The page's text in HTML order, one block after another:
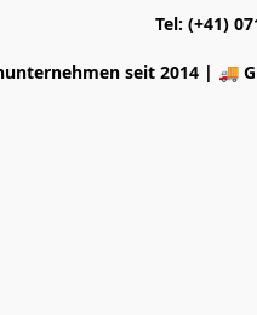
Tel: (+41)
seit 2014 | 🚚